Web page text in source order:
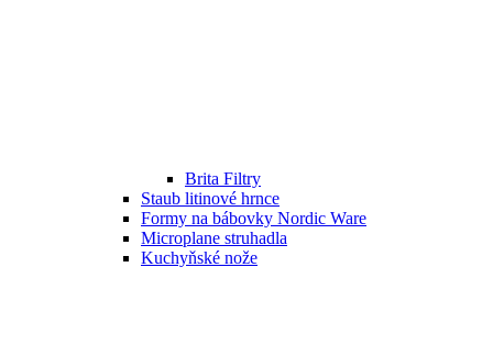
Brita Filtry
Staub litinové hrnce
Formy na bábovky Nordic Ware
Microplane struhadla
Kuchyňské nože